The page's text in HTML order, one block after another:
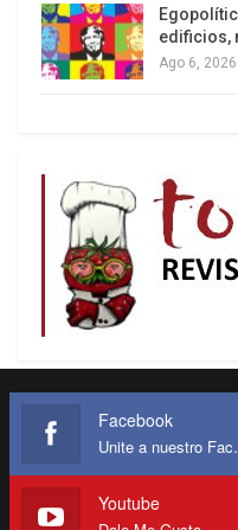
edificios,
Ago 6, 2026
Facebook
Youtube